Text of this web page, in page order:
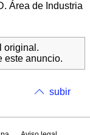
Área de Industria
original.
este anuncio.
subir